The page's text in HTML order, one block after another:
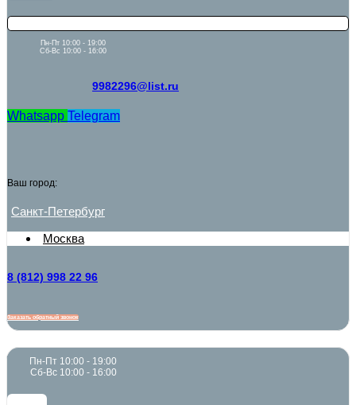
Пн-Пт 10:00 - 19:00
Сб-Вс 10:00 - 16:00
9982296@list.ru
Whatsapp Telegram
Ваш город:
Санкт-Петербург
Москва
8 (812) 998 22 96
Заказать обратный звонок
Пн-Пт 10:00 - 19:00
Сб-Вс 10:00 - 16:00